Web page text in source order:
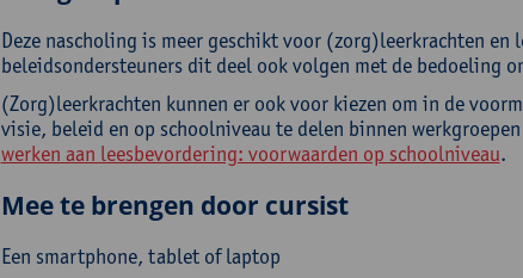
Deze nascholing is meer geschikt voor (zorg)leerkrachten
beleidsondersteuners dit deel ook volgen met de bedoeling
(Zorg)leerkrachten kunnen er ook voor kiezen om in de
visie, beleid en op schoolniveau te delen binnen
werken aan leesbevordering: voorwaarden op schoolniveau.
Mee te brengen door cursist
Een smartphone, tablet of laptop